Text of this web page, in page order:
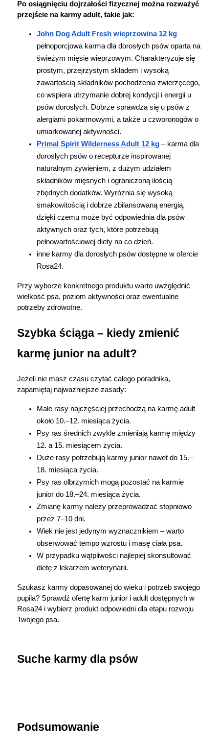
Po osiągnięciu dojrzałości fizycznej można rozważyć
przejście na karmy adult, takie jak:
John Dog Adult Fresh wieprzowina 12 kg –
pełnoporcjowa karma dla dorosłych psów oparta na
świeżym mięsie wieprzowym. Charakteryzuje się
prostym, przejrzystym składem i wysoką
zawartością składników pochodzenia zwierzęcego,
co wspiera utrzymanie dobrej kondycji i energii u
psów dorosłych. Dobrze sprawdza się u psów z
alergiami pokarmowymi, a także u czworonogów o
umiarkowanej aktywności.
Primal Spirit Wilderness Adult 12 kg – karma dla
dorosłych psów o recepturze inspirowanej
naturalnym żywieniem, z dużym udziałem
składników mięsnych i ograniczoną ilością
zbędnych dodatków. Wyróżnia się wysoką
smakowitością i dobrze zbilansowaną energią,
dzięki czemu może być odpowiednia dla psów
aktywnych oraz tych, które potrzebują
pełnowartościowej diety na co dzień.
inne karmy dla dorosłych psów dostępne w ofercie
Rosa24.
Przy wyborze konkretnego produktu warto uwzględnić
wielkość psa, poziom aktywności oraz ewentualne
potrzeby zdrowotne.
Szybka ściąga – kiedy zmienić
karmę junior na adult?
Jeżeli nie masz czasu czytać całego poradnika,
zapamiętaj najważniejsze zasady:
Małe rasy najczęściej przechodzą na karmę adult
około 10.–12. miesiąca życia.
Psy ras średnich zwykle zmieniają karmę między
12. a 15. miesiącem życia.
Duże rasy potrzebują karmy junior nawet do 15.–
18. miesiąca życia.
Psy ras olbrzymich mogą pozostać na karmie
junior do 18.–24. miesiąca życia.
Zmianę karmy należy przeprowadzać stopniowo
przez 7–10 dni.
Wiek nie jest jedynym wyznacznikiem – warto
obserwować tempo wzrostu i masę ciała psa.
W przypadku wątpliwości najlepiej skonsultować
dietę z lekarzem weterynarii.
Szukasz karmy dopasowanej do wieku i potrzeb swojego
pupila? Sprawdź ofertę karm junior i adult dostępnych w
Rosa24 i wybierz produkt odpowiedni dla etapu rozwoju
Twojego psa.
Suche karmy dla psów
Podsumowanie